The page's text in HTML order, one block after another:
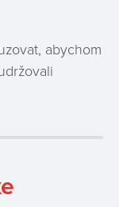
abychom